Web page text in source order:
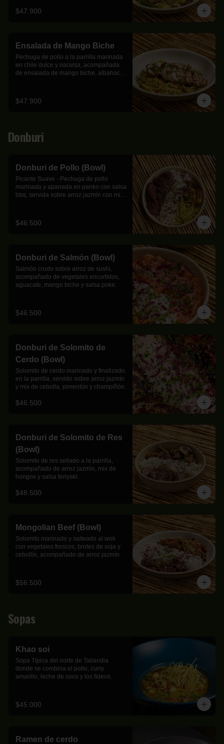
$47.900
Ensalada de Mango Biche
Pechuga de pollo a la parrilla marinada
en chile dulce y naranja, acompañada
de ensalada de mango biche, albahaca,
$47.900
Donburi
Donburi de Pollo (Bowl)
Picante Suave - Pechuga de pollo
marinada y apanada en panko con salsa
bbq, servida sobre arroz jazmín con mix
$46.500
Donburi de Salmón (Bowl)
Salmón crudo sobre arroz de sushi,
acompañado de vegetales encurtidos,
aguacate, mango biche y salsa poke.
$46.500
Donburi de Solomito de
Cerdo (Bowl)
Solomito de cerdo marinado y finalizado
en la parrilla, servido sobre arroz jazmín
y mix de cebolla, pimentón y champiñón.
$46.500
Donburi de Solomito de Res
(Bowl)
Solomito de res sellado a la parrilla,
acompañado de arroz jazmín, mix de
hongos y salsa teriyaki.
$48.500
Mongolian Beef (Bowl)
Solomito marinado y salteado al wok
con vegetales frescos, brotes de soja y
cebollín, acompañado de arroz jazmín.
$56.500
Sopas
Khao soi
Sopa Típica del norte de Tailandia
donde se combina el pollo, curry
amarillo, leche de coco y los ﬁdeos.
$45.000
Ramen de cerdo